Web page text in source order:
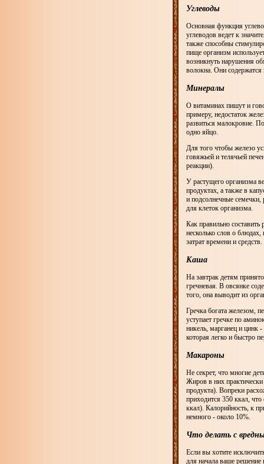
Углеводы
Основная функция
углеводов ведет к
также способны
пище организм
возникнуть нарушения
волокна. Они
Минералы
О витаминах пишут и
примеру, недостаток
развиться малокровие.
одно яйцо.
Для того чтобы железо
говяжьей и телячьей
реакции).
У растущего организма
продуктах, а также в
и подсолнечные семечки,
для клеток организма.
Как правильно
несколько слов о
затрат времени и средств.
Каша
На завтрак детям
гречневая. В овсянке
того, она выводит из
Гречка богата железом,
уступает гречке по
никель, марганец и цинк
которая легко и быстро
Макароны
Не секрет, что многие
Жиров в них
продукта). Вопреки
приходится 350 ккал,
ккал). Калорийность, к
немного - около 10%.
Что делать с
Если вы хотите
для начала ваше